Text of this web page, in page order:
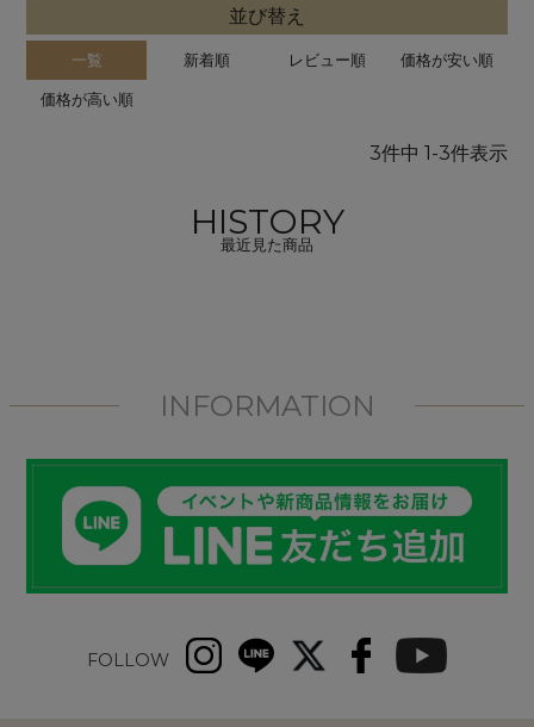
並び替え
一覧 新着順 レビュー順 価格が安い順
価格が高い順
3件中 1-3件表示
HISTORY
最近見た商品
INFORMATION
FOLLOW